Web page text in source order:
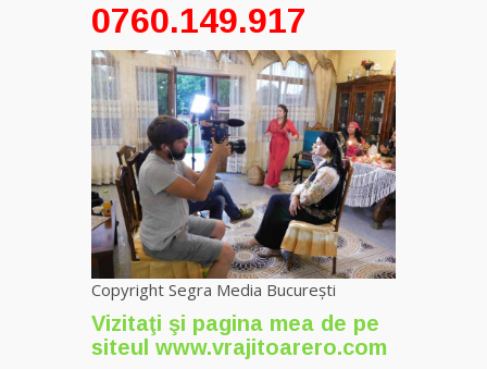
maestra
magiei
negre
Tămăduitoarea
Ana Maria
Vrăjitoarea
Elena
Minodora
Ierusalim
0760.149.917
Copyright Segra Media București
Vizitaţi şi pagina mea de pe
siteul www.vrajitoarero.com